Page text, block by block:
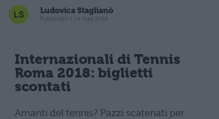
Ludovica Staglianò
Pubblicato il 14 mag 2018
Internazionali di Tennis
Roma 2018: biglietti
scontati
Amanti del tennis? Pazzi scatenati per